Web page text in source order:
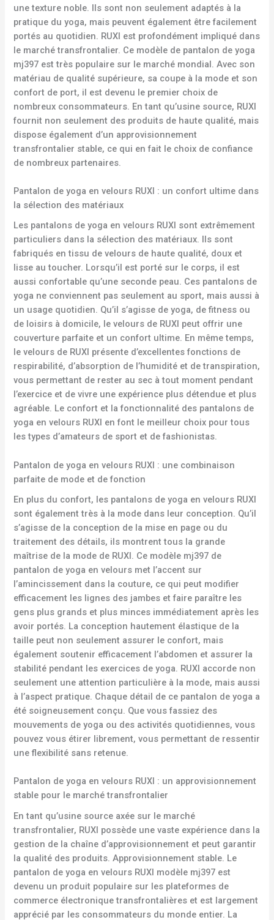
une texture noble. Ils sont non seulement adaptés à la
pratique du yoga, mais peuvent également être facilement
portés au quotidien. RUXI est profondément impliqué dans
le marché transfrontalier. Ce modèle de pantalon de yoga
mj397 est très populaire sur le marché mondial. Avec son
matériau de qualité supérieure, sa coupe à la mode et son
confort de port, il est devenu le premier choix de
nombreux consommateurs. En tant qu’usine source, RUXI
fournit non seulement des produits de haute qualité, mais
dispose également d’un approvisionnement
transfrontalier stable, ce qui en fait le choix de confiance
de nombreux partenaires.
Pantalon de yoga en velours RUXI : un confort ultime dans
la sélection des matériaux
Les pantalons de yoga en velours RUXI sont extrêmement
particuliers dans la sélection des matériaux. Ils sont
fabriqués en tissu de velours de haute qualité, doux et
lisse au toucher. Lorsqu’il est porté sur le corps, il est
aussi confortable qu’une seconde peau. Ces pantalons de
yoga ne conviennent pas seulement au sport, mais aussi à
un usage quotidien. Qu’il s’agisse de yoga, de fitness ou
de loisirs à domicile, le velours de RUXI peut offrir une
couverture parfaite et un confort ultime. En même temps,
le velours de RUXI présente d’excellentes fonctions de
respirabilité, d’absorption de l’humidité et de transpiration,
vous permettant de rester au sec à tout moment pendant
l’exercice et de vivre une expérience plus détendue et plus
agréable. Le confort et la fonctionnalité des pantalons de
yoga en velours RUXI en font le meilleur choix pour tous
les types d’amateurs de sport et de fashionistas.
Pantalon de yoga en velours RUXI : une combinaison
parfaite de mode et de fonction
En plus du confort, les pantalons de yoga en velours RUXI
sont également très à la mode dans leur conception. Qu’il
s’agisse de la conception de la mise en page ou du
traitement des détails, ils montrent tous la grande
maîtrise de la mode de RUXI. Ce modèle mj397 de
pantalon de yoga en velours met l’accent sur
l’amincissement dans la couture, ce qui peut modifier
efficacement les lignes des jambes et faire paraître les
gens plus grands et plus minces immédiatement après les
avoir portés. La conception hautement élastique de la
taille peut non seulement assurer le confort, mais
également soutenir efficacement l’abdomen et assurer la
stabilité pendant les exercices de yoga. RUXI accorde non
seulement une attention particulière à la mode, mais aussi
à l’aspect pratique. Chaque détail de ce pantalon de yoga a
été soigneusement conçu. Que vous fassiez des
mouvements de yoga ou des activités quotidiennes, vous
pouvez vous étirer librement, vous permettant de ressentir
une flexibilité sans retenue.
Pantalon de yoga en velours RUXI : un approvisionnement
stable pour le marché transfrontalier
En tant qu’usine source axée sur le marché
transfrontalier, RUXI possède une vaste expérience dans la
gestion de la chaîne d’approvisionnement et peut garantir
la qualité des produits. Approvisionnement stable. Le
pantalon de yoga en velours RUXI modèle mj397 est
devenu un produit populaire sur les plateformes de
commerce électronique transfrontalières et est largement
apprécié par les consommateurs du monde entier. La